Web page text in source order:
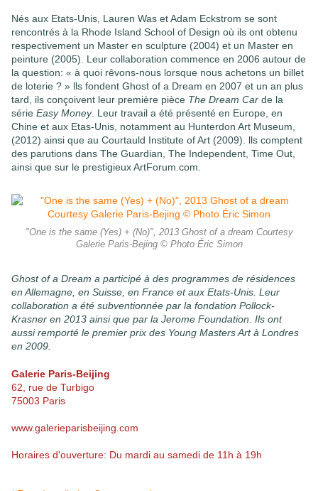
Nés aux Etats-Unis, Lauren Was et Adam Eckstrom se sont
rencontrés à la Rhode Island School of Design où ils ont obtenu
respectivement un Master en sculpture (2004) et un Master en
peinture (2005). Leur collaboration commence en 2006 autour de
la question: « à quoi rêvons-nous lorsque nous achetons un billet
de loterie ? » lls fondent Ghost of a Dream en 2007 et un an plus
tard, ils conçoivent leur première pièce The Dream Car de la
série Easy Money. Leur travail a été présenté en Europe, en
Chine et aux Etas-Unis, notamment au Hunterdon Art Museum,
(2012) ainsi que au Courtauld Institute of Art (2009). lls comptent
des parutions dans The Guardian, The Independent, Time Out,
ainsi que sur le prestigieux ArtForum.com.
"One is the same (Yes) + (No)", 2013 Ghost of a dream Courtesy
Galerie Paris-Bejing © Photo Éric Simon
Ghost of a Dream a participé à des programmes de résidences
en Allemagne, en Suisse, en France et aux Etats-Unis. Leur
collaboration a été subventionnée par la fondation Pollock-
Krasner en 2013 ainsi que par la Jerome Foundation. Ils ont
aussi remporté le premier prix des Young Masters Art à Londres
en 2009.
Galerie Paris-Beijing
62, rue de Turbigo
75003 Paris
www.galerieparisbeijing.com
Horaires d'ouverture: Du mardi au samedi de 11h à 19h